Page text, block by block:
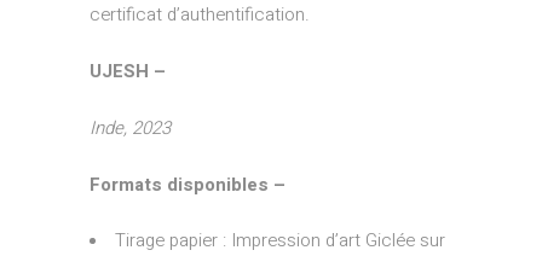
certificat d’authentification.
UJESH –
Inde, 2023
Formats disponibles –
Tirage papier : Impression d’art Giclée sur